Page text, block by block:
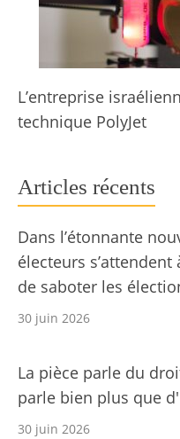
L’entreprise
technique PolyJet
Articles récents
Dans l’étonnante
électeurs
de saboter les
30 juin 2026
La pièce parle du
parle bien plus que
30 juin 2026